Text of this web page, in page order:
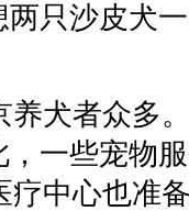
只沙皮犬
犬者众多。
一些宠物
疗中心也准